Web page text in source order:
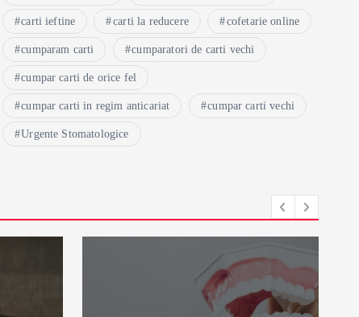
carti ieftine carti la reducere cofetarie online
cumparam carti cumparatori de carti vechi
cumpar carti de orice fel
cumpar carti in regim anticariat cumpar carti vechi
Urgente Stomatologice